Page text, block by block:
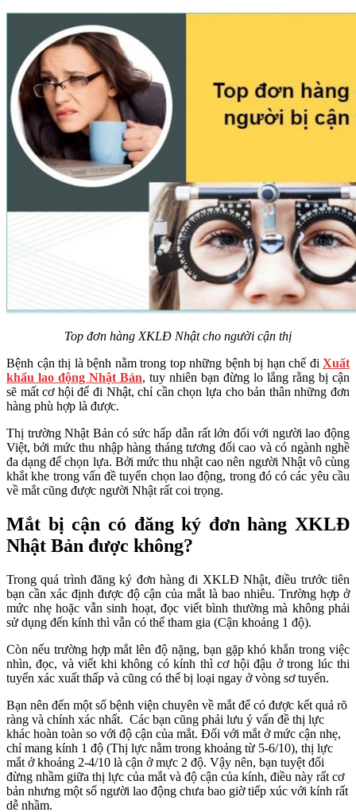
Top đơn hàng XKLĐ Nhật cho người cận thị
Bệnh cận thị là bệnh nằm trong top những bệnh bị hạn chế đi Xuất
khẩu lao động Nhật Bản, tuy nhiên bạn đừng lo lắng rằng bị cận
sẽ mất cơ hội để đi Nhật, chỉ cần chọn lựa cho bản thân những đơn
hàng phù hợp là được.
Thị trường Nhật Bản có sức hấp dẫn rất lớn đối với người lao động
Việt, bởi mức thu nhập hàng tháng tương đối cao và có ngành nghề
đa dạng để chọn lựa. Bởi mức thu nhật cao nên người Nhật vô cùng
khắt khe trong vấn đề tuyển chọn lao động, trong đó có các yêu cầu
về mắt cũng được người Nhật rất coi trọng.
Mắt bị cận có đăng ký đơn hàng XKLĐ
Nhật Bản được không?
Trong quá trình đăng ký đơn hàng đi XKLĐ Nhật, điều trước tiên
bạn cần xác định được độ cận của mắt là bao nhiêu. Trường hợp ở
mức nhẹ hoặc vẫn sinh hoạt, đọc viết bình thường mà không phải
sử dụng đến kính thì vẫn có thể tham gia (Cận khoảng 1 độ).
Còn nếu trường hợp mắt lên độ nặng, bạn gặp khó khắn trong việc
nhìn, đọc, và viết khi không có kính thì cơ hội đậu ở trong lúc thi
tuyển xác xuất thấp và cũng có thể bị loại ngay ở vòng sơ tuyển.
Bạn nên đến một số bệnh viện chuyên về mắt để có được kết quả rõ
ràng và chính xác nhất. Các bạn cũng phải lưu ý vấn đề thị lực
khác hoàn toàn so với độ cận của mắt. Đối với mắt ở mức cận nhẹ,
chỉ mang kính 1 độ (Thị lực nằm trong khoảng từ 5-6/10), thị lực
mắt ở khoảng 2-4/10 là cận ở mực 2 độ. Vậy nên, bạn tuyệt đối
đừng nhầm giữa thị lực của mắt và độ cận của kính, điều này rất cơ
bản nhưng một số người lao động chưa bao giờ tiếp xúc với kính rất
dễ nhầm.